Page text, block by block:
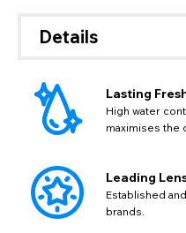
Details
Lasting
High water
maximises the
Leading
Established
brands.
REGION
Ändere deinen